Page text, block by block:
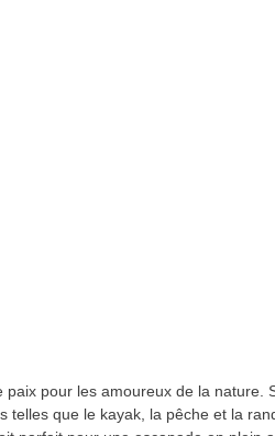
pour les amoureux de la
que le kayak, la pêche et la